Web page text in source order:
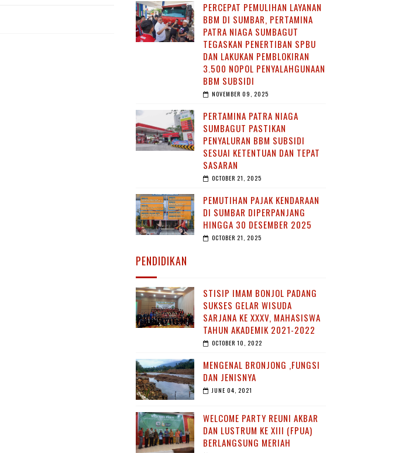
PERCEPAT PEMULIHAN LAYANAN
BBM DI SUMBAR, PERTAMINA
PATRA NIAGA SUMBAGUT
TEGASKAN PENERTIBAN SPBU
DAN LAKUKAN PEMBLOKIRAN
3.500 NOPOL PENYALAHGUNAAN
BBM SUBSIDI
NOVEMBER 09, 2025
PERTAMINA PATRA NIAGA
SUMBAGUT PASTIKAN
PENYALURAN BBM SUBSIDI
SESUAI KETENTUAN DAN TEPAT
SASARAN
OCTOBER 21, 2025
PEMUTIHAN PAJAK KENDARAAN
DI SUMBAR DIPERPANJANG
HINGGA 30 DESEMBER 2025
OCTOBER 21, 2025
PENDIDIKAN
STISIP IMAM BONJOL PADANG
SUKSES GELAR WISUDA
SARJANA KE XXXV, MAHASISWA
TAHUN AKADEMIK 2021-2022
OCTOBER 10, 2022
MENGENAL BRONJONG ,FUNGSI
DAN JENISNYA
JUNE 04, 2021
WELCOME PARTY REUNI AKBAR
DAN LUSTRUM KE XIII (FPUA)
BERLANGSUNG MERIAH